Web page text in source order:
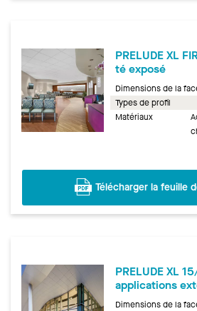
PRELUDE XL
té exposé
Dimensions de la
Types de profil
Matériaux
Télécharger la feuille
PRELUDE XL
applications
Dimensions de la